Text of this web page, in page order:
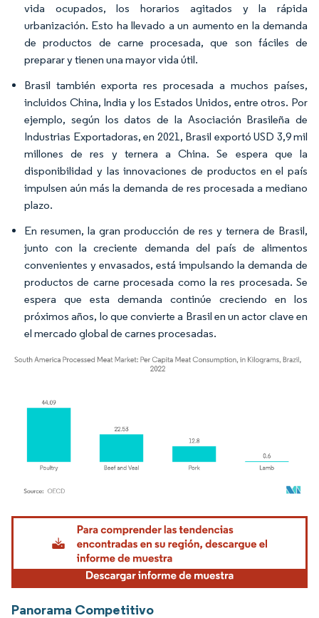
vida ocupados, los horarios agitados y la rápida
urbanización. Esto ha llevado a un aumento en la demanda
de productos de carne procesada, que son fáciles de
preparar y tienen una mayor vida útil.
Brasil también exporta res procesada a muchos países,
incluidos China, India y los Estados Unidos, entre otros. Por
ejemplo, según los datos de la Asociación Brasileña de
Industrias Exportadoras, en 2021, Brasil exportó USD 3,9 mil
millones de res y ternera a China. Se espera que la
disponibilidad y las innovaciones de productos en el país
impulsen aún más la demanda de res procesada a mediano
plazo.
En resumen, la gran producción de res y ternera de Brasil,
junto con la creciente demanda del país de alimentos
convenientes y envasados, está impulsando la demanda de
productos de carne procesada como la res procesada. Se
espera que esta demanda continúe creciendo en los
próximos años, lo que convierte a Brasil en un actor clave en
el mercado global de carnes procesadas.
Imagen © Mordor Intelligence. El uso requiere atribución según CC BY 4.0.
Panorama Competitivo